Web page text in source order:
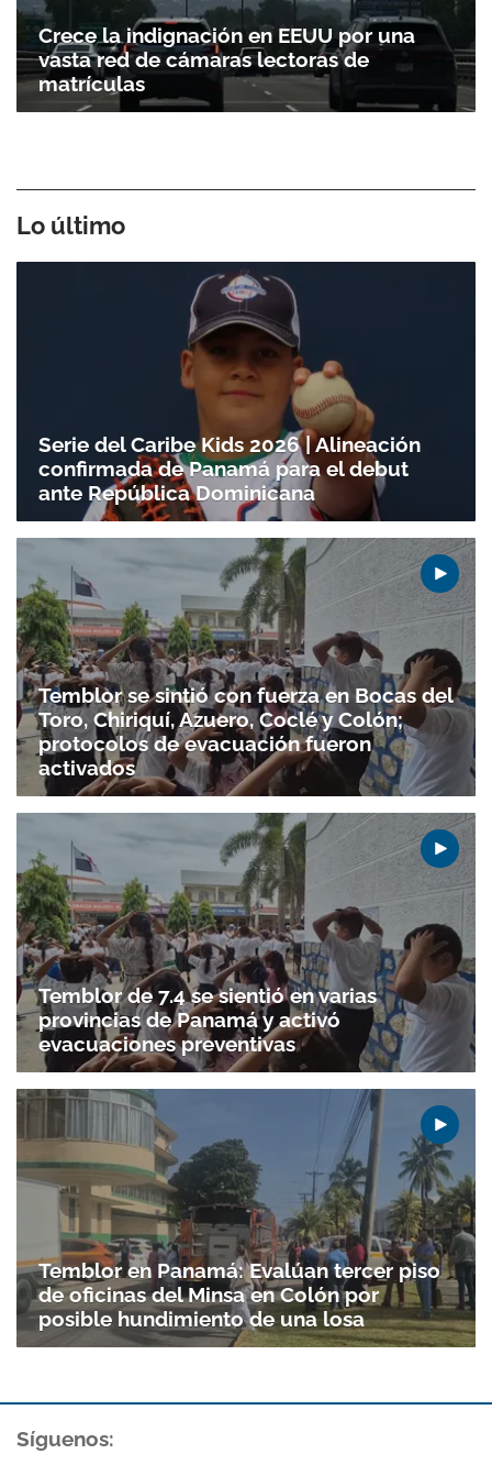
Gracias por suscribirte a nuestro boletín.
ACEPTAR
Crece la indignación en EEUU por una
vasta red de cámaras lectoras de
matrículas
Lo último
Serie del Caribe Kids 2026 | Alineación
confirmada de Panamá para el debut
ante República Dominicana
Temblor se sintió con fuerza en Bocas del
Toro, Chiriquí, Azuero, Coclé y Colón;
protocolos de evacuación fueron
activados
Temblor de 7.4 se sientió en varias
provincias de Panamá y activó
evacuaciones preventivas
Temblor en Panamá: Evalúan tercer piso
de oficinas del Minsa en Colón por
posible hundimiento de una losa
Síguenos: